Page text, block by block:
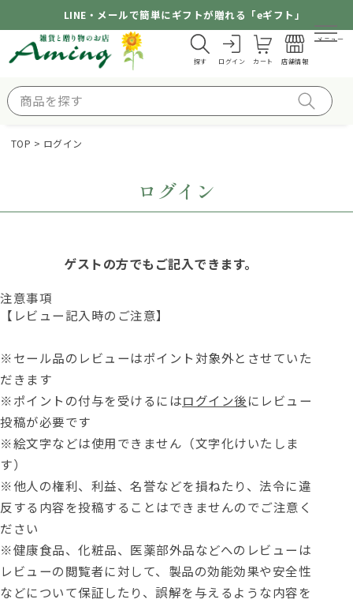
LINE・メールで簡単にギフトが贈れる「eギフト」
探す ログイン カート 店舗情報
メニュー
TOP ログイン
ログイン
ゲストの方でもご記入できます。
注意事項
【レビュー記入時のご注意】
※セール品のレビューはポイント対象外とさせていた
だきます
※ポイントの付与を受けるにはログイン後にレビュー
投稿が必要です
※絵文字などは使用できません（文字化けいたしま
す）
※他人の権利、利益、名誉などを損ねたり、法令に違
反する内容を投稿することはできませんのでご注意く
ださい
※健康食品、化粧品、医薬部外品などへのレビューは
レビューの閲覧者に対して、製品の効能効果や安全性
などについて保証したり、誤解を与えるような内容を